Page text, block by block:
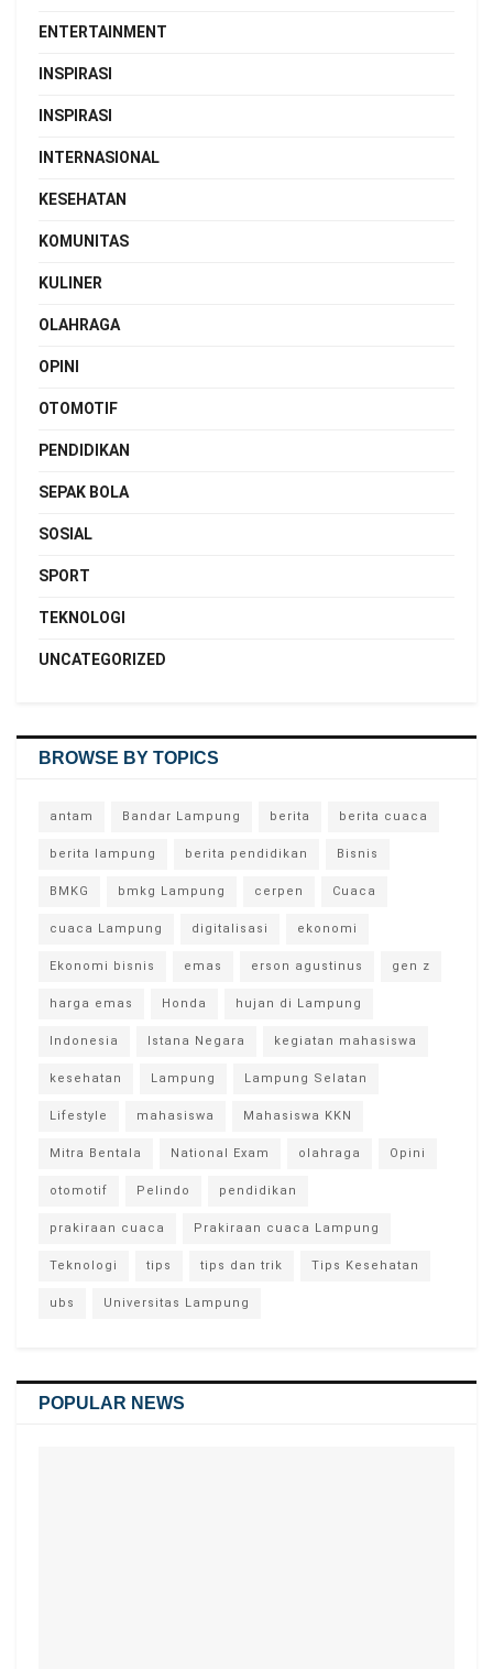
ENTERTAINMENT
INSPIRASI
INSPIRASI
INTERNASIONAL
KESEHATAN
KOMUNITAS
KULINER
OLAHRAGA
OPINI
OTOMOTIF
PENDIDIKAN
SEPAK BOLA
SOSIAL
SPORT
TEKNOLOGI
UNCATEGORIZED
BROWSE BY TOPICS
antam Bandar Lampung berita berita cuaca
berita lampung berita pendidikan Bisnis
BMKG bmkg Lampung cerpen Cuaca
cuaca Lampung digitalisasi ekonomi
Ekonomi bisnis emas erson agustinus gen z
harga emas Honda hujan di Lampung
Indonesia Istana Negara kegiatan mahasiswa
kesehatan Lampung Lampung Selatan
Lifestyle mahasiswa Mahasiswa KKN
Mitra Bentala National Exam olahraga Opini
otomotif Pelindo pendidikan
prakiraan cuaca Prakiraan cuaca Lampung
Teknologi tips tips dan trik Tips Kesehatan
ubs Universitas Lampung
POPULAR NEWS